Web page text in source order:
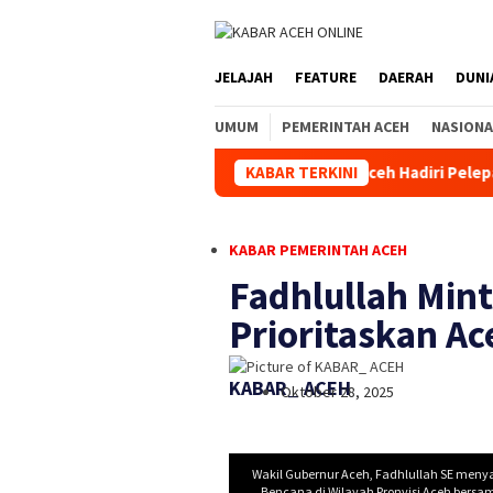
JELAJAH FEATURE DAERAH
UMUM PEMERINTAH ACEH
KABAR TERKINI
Kapolda Aceh Hadiri Pelepasan
KABAR PEMERINTAH ACEH
Fadhlullah
Prioritaskan
KABAR_ ACEH
Oktober 28, 2025
Wakil Gubernur Aceh, Fadhlullah SE